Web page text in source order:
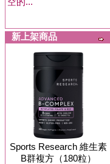
新上架商品
Sports Research 維生素
B群複方（180粒）